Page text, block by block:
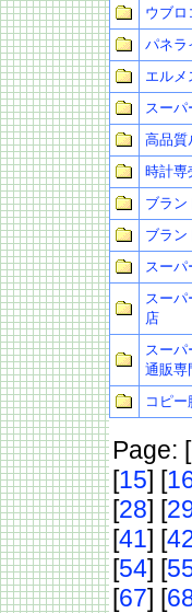
ウブロ
パネラ
エルメ
スーパ
高品質
時計専
ブラン
ブラン
スーパ
スーパ
店
スーパ
通販専
コピ
Page: [
[15] [
[28] [
[41] [
[54] [
[67] [